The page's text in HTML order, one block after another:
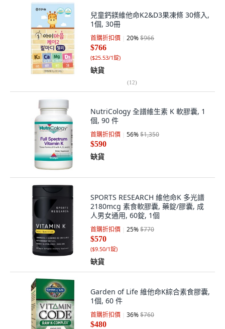
兒童鈣鎂維他命K2&D3果凍條 30條入,
1個, 30冊
首購折扣價 20%$966
$766
($25.53/1錠)
缺貨
(12)
NutriCology 全譜維生素 K 軟膠囊, 1
個, 90 件
首購折扣價 56%$1,350
$590
缺貨
SPORTS RESEARCH 維他命K 多光譜
2180mcg 素食軟膠囊, 藥錠/膠囊, 成
人男女通用, 60錠, 1個
首購折扣價 25%$770
$570
($9.50/1錠)
缺貨
Garden of Life 維他命K綜合素食膠囊,
1個, 60 件
首購折扣價 36%$760
$480